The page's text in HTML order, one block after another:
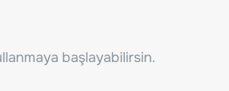
başlayabilirsin.